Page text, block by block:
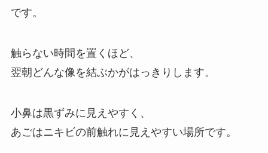
です。
触らない時間を置くほど、
翌朝どんな像を結ぶかがはっきりします。
小鼻は黒ずみに見えやすく、
あごはニキビの前触れに見えやすい場所です。